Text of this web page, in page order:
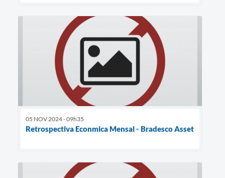
05 NOV 2024 - 09h35
Retrospectiva Econmica Mensal - Bradesco Asset